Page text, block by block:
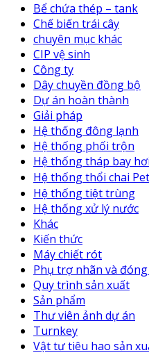
Bể chứa thép – tank
Chế biến trái cây
chuyên mục khác
CIP vệ sinh
Công ty
Dây chuyền đồng bộ
Dự án hoàn thành
Giải pháp
Hệ thống đông lạnh
Hệ thống phối trộn
Hệ thống tháp bay hơi
Hệ thống thổi chai Pet
Hệ thống tiệt trùng
Hệ thống xử lý nước
Khác
Kiến thức
Máy chiết rót
Phụ trợ nhãn và
Quy trình sản xuất
Sản phẩm
Thư viên ảnh dự án
Turnkey
Vật tư tiêu hao sản